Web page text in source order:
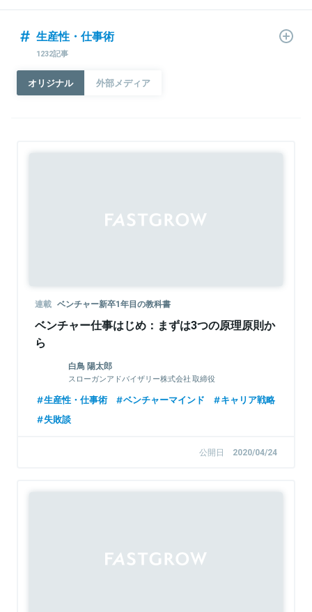
生産性・仕事術
1232記事
オリジナル 外部メディア
連載 ベンチャー新卒1年目の教科書
ベンチャー仕事はじめ：まずは3つの原理原則か
ら
白鳥 陽太郎
スローガンアドバイザリー株式会社 取締役
生産性・仕事術 ベンチャーマインド
キャリア戦略
失敗談
公開日 2020/04/24